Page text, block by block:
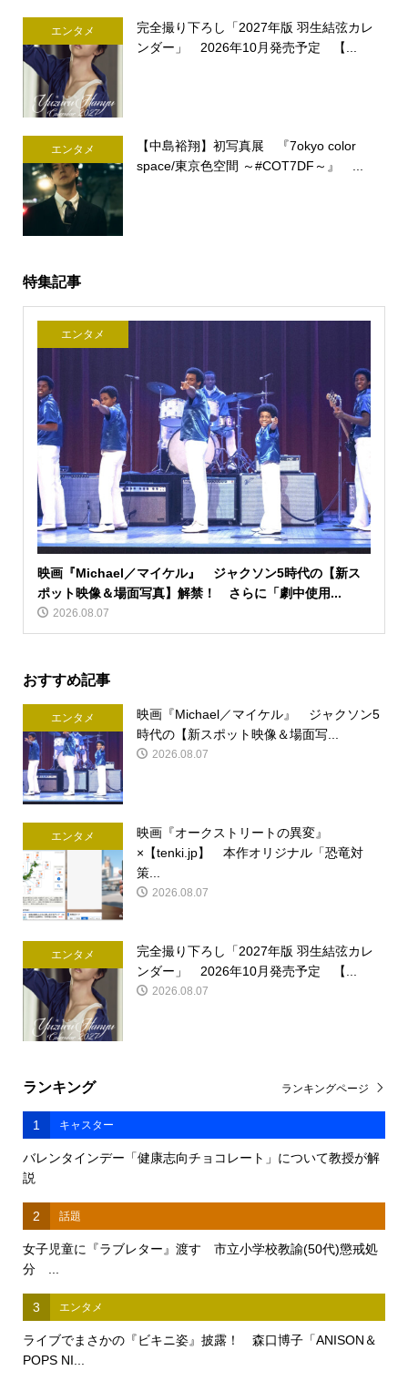
エンタメ
完全撮り下ろし「2027年版 羽生結弦カレ
ンダー」 2026年10月発売予定 【...
エンタメ
【中島裕翔】初写真展 『7okyo color
space/東京色空間 ～#COT7DF～』 ...
特集記事
エンタメ
映画『Michael／マイケル』 ジャクソン5時代の【新ス
ポット映像＆場面写真】解禁！ さらに「劇中使用...
2026.08.07
おすすめ記事
エンタメ
映画『Michael／マイケル』 ジャクソン5
時代の【新スポット映像＆場面写...
2026.08.07
エンタメ
映画『オークストリートの異変』
×【tenki.jp】 本作オリジナル「恐竜対
策...
2026.08.07
エンタメ
完全撮り下ろし「2027年版 羽生結弦カレ
ンダー」 2026年10月発売予定 【...
2026.08.07
ランキング
1 キャスター
バレンタインデー「健康志向チョコレート」について教授が解
説
2 話題
女子児童に『ラブレター』渡す 市立小学校教諭(50代)懲戒処
分 ...
3 エンタメ
ライブでまさかの『ビキニ姿』披露！ 森口博子「ANISON＆
POPS NI...
ランキングページ